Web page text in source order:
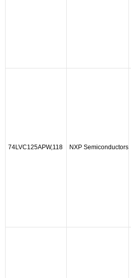
74LVC125APW,118 NXP Semiconductors